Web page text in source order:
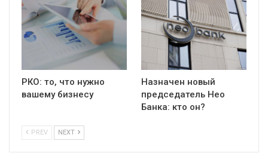
РКО: то, что нужно
вашему бизнесу
Назначен новый
председатель Нео
Банка: кто он?
PREV NEXT